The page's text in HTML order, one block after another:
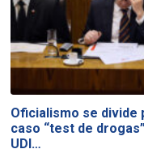
Oficialismo se divide
caso “test de
UDI…